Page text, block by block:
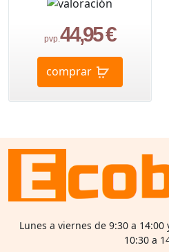
pvp.44,95 €
comprar
Lunes a viernes de 9:30 a
10:30 a